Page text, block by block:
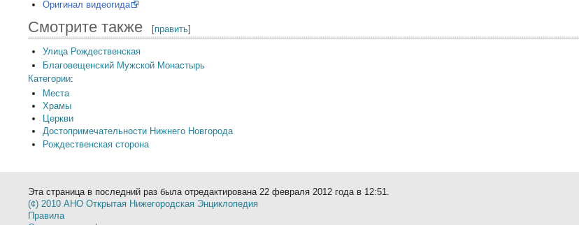
Оригинал видеогида
Смотрите также [править]
Улица Рождественская
Благовещенский Мужской Монастырь
Категории:
Места
Храмы
Церкви
Достопримечательности Нижнего Новгорода
Рождественская сторона
Эта страница в последний раз была отредактирована 22 февраля 2012 года в 12:51.
(¢) 2010 АНО Открытая Нижегородская Энциклопедия
Правила